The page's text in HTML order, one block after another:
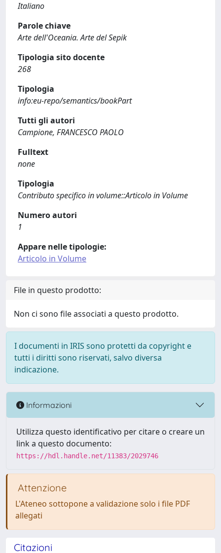
Italiano
Parole chiave
Arte dell'Oceania. Arte del Sepik
Tipologia sito docente
268
Tipologia
info:eu-repo/semantics/bookPart
Tutti gli autori
Campione, FRANCESCO PAOLO
Fulltext
none
Tipologia
Contributo specifico in volume::Articolo in Volume
Numero autori
1
Appare nelle tipologie:
Articolo in Volume
File in questo prodotto:
Non ci sono file associati a questo prodotto.
I documenti in IRIS sono protetti da copyright e
tutti i diritti sono riservati, salvo diversa
indicazione.
Informazioni
Utilizza questo identificativo per citare o creare un
link a questo documento:
https://hdl.handle.net/11383/2029746
Attenzione
L'Ateneo sottopone a validazione solo i file PDF
allegati
Citazioni